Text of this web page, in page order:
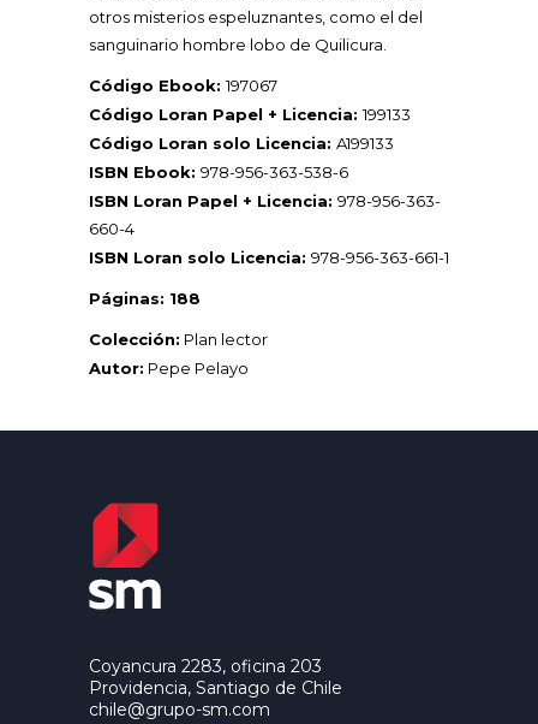
otros misterios espeluznantes, como el del
sanguinario hombre lobo de Quilicura.
Código Ebook:197067
Código Loran Papel + Licencia:199133
Código Loran solo Licencia: A199133
ISBN Ebook: 978-956-363-538-6
ISBN Loran Papel + Licencia: 978-956-363-
660-4
ISBN Loran solo Licencia: 978-956-363-661-1
Páginas: 188
Colección: Plan lector
Autor: Pepe Pelayo
Coyancura 2283, oficina 203
Providencia, Santiago de Chile
chile@grupo-sm.com